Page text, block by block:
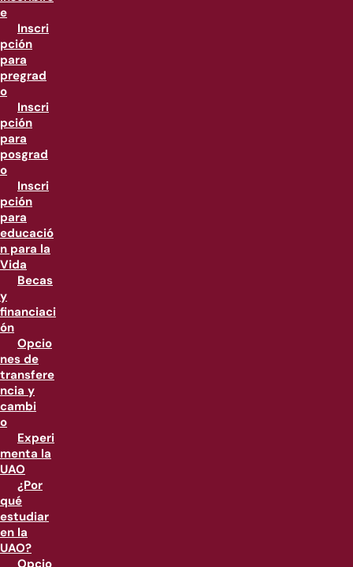
e
Inscri
pción
para
pregrad
o
Inscri
pción
para
posgrad
o
Inscri
pción
para
educació
n para la
Vida
Becas
y
financiaci
ón
Opcio
nes de
transfere
ncia y
cambi
o
Experi
menta la
UAO
¿Por
qué
estudiar
en la
UAO?
Opcio